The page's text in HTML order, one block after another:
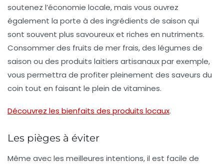
soutenez l’économie locale, mais vous ouvrez
également la porte à des ingrédients de saison qui
sont souvent plus savoureux et riches en nutriments.
Consommer des fruits de mer frais, des légumes de
saison ou des produits laitiers artisanaux par exemple,
vous permettra de profiter pleinement des saveurs du
coin tout en faisant le plein de vitamines.
Découvrez les bienfaits des produits locaux.
Les pièges à éviter
Même avec les meilleures intentions, il est facile de